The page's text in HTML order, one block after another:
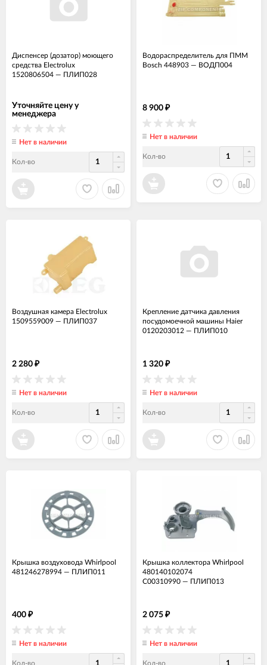
Диспенсер (дозатор) моющего
средства Electrolux
1520806504 — ПЛИП028
Уточняйте цену у
менеджера
Нет в наличии
Кол-во
Водораспределитель для ПММ
Bosch 448903 — ВОДП004
8 900 ₽
Нет в наличии
Кол-во
Воздушная камера Electrolux
1509559009 — ПЛИП037
2 280 ₽
Нет в наличии
Кол-во
Крепление датчика давления
посудомоечной машины Haier
0120203012 — ПЛИП010
1 320 ₽
Нет в наличии
Кол-во
Крышка воздуховода Whirlpool
481246278994 — ПЛИП011
400 ₽
Нет в наличии
Кол-во
Крышка коллектора Whirlpool
480140102074
C00310990 — ПЛИП013
2 075 ₽
Нет в наличии
Кол-во